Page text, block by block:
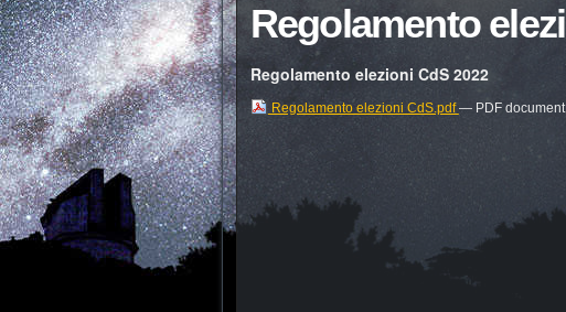
Regolamento
Regolamento elezioni CdS 2022
Regolamento elezioni CdS.pdf— PDF